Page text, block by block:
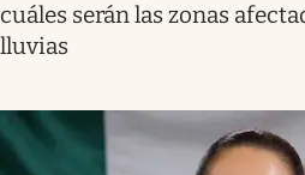
cuáles serán las zonas
lluvias